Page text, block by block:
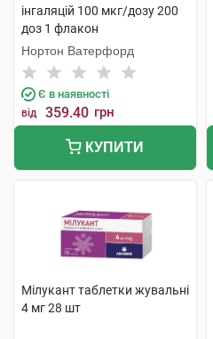
інгаляцій 100 мкг/дозу 200
доз 1 флакон
Нортон Ватерфорд
Є в наявності
від 359.40 грн
КУПИТИ
Мілукант таблетки жувальні
4 мг 28 шт